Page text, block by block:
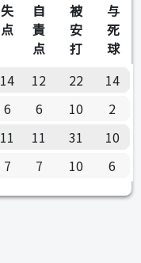
失
点
自
責
点
被
安
打
与
死
球
14 12 22
14
6 6 10
2
11 11 31
10
7 7 10 6